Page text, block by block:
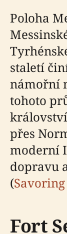
Poloha
staletí
námořní
tohoto
přes
moderní
dopravu
(
Fort